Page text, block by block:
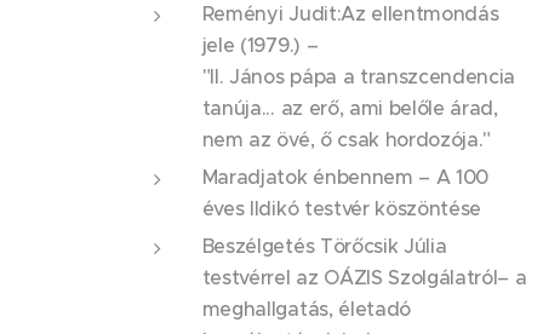
Reményi Judit:Az ellentmondás
jele (1979.) –
"II. János pápa a transzcendencia
tanúja... az erő, ami belőle árad,
nem az övé, ő csak hordozója."
Maradjatok énbennem – A 100
éves Ildikó testvér köszöntése
Beszélgetés Törőcsik Júlia
testvérrel az OÁZIS Szolgálatról– a
meghallgatás, életadó